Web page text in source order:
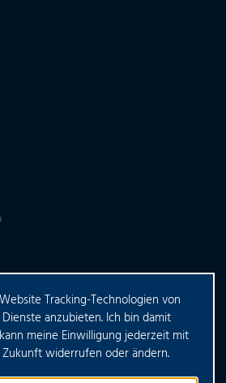
WEITERE FRAGEN?
SIE UNS
Tracking-Technologien von
anzubieten. Ich bin damit
meine Einwilligung jederzeit mit
widerrufen oder ändern.